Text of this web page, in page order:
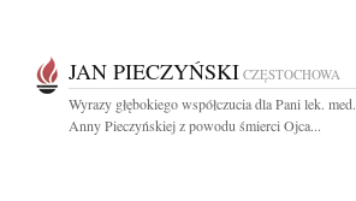
JAN PIECZYŃSKI CZĘSTOCHOWA
Wyrazy głębokiego współczucia dla Pani lek. med.
Anny Pieczyńskiej z powodu śmierci Ojca...